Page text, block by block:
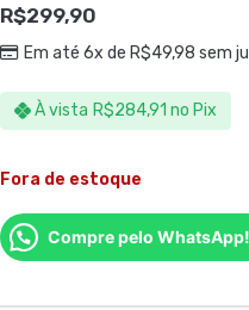
R$299,90
Em até 6x de R$49,98 sem
À vista R$284,91 no Pix
Fora de estoque
Compre pelo WhatsApp!